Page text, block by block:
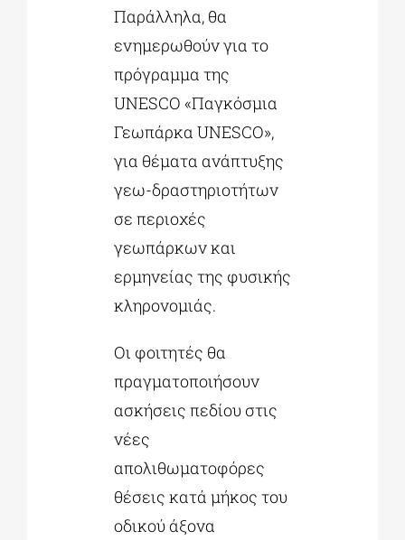
Παράλληλα, θα
ενημερωθούν για το
πρόγραμμα της
UNESCO «Παγκόσμια
Γεωπάρκα UNESCO»,
για θέματα ανάπτυξης
γεω-δραστηριοτήτων
σε περιοχές
γεωπάρκων και
ερμηνείας της φυσικής
κληρονομιάς.
Οι φοιτητές θα
πραγματοποιήσουν
ασκήσεις πεδίου στις
νέες
απολιθωματοφόρες
θέσεις κατά μήκος του
οδικού άξονα